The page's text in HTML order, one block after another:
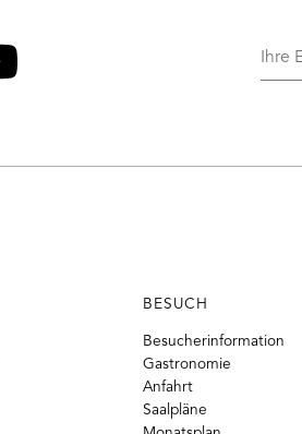
Ihre
BESUCH
Besucherinformation
Gastronomie
Anfahrt
Saalpläne